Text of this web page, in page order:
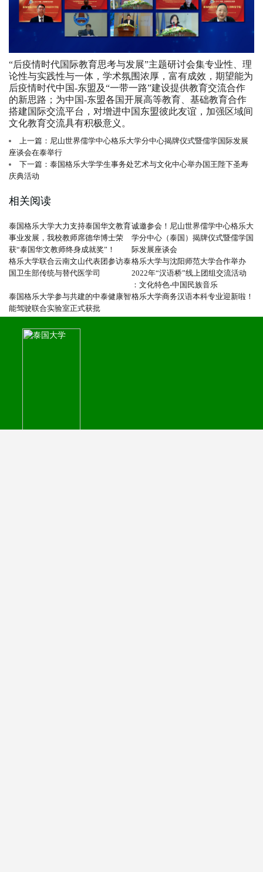
“后疫情时代国际教育思考与发展”主题研讨会集专业性、理
论性与实践性与一体，学术氛围浓厚，富有成效，期望能为
后疫情时代中国-东盟及“一带一路”建设提供教育交流合作
的新思路；为中国-东盟各国开展高等教育、基础教育合作
搭建国际交流平台，对增进中国东盟彼此友谊，加强区域间
文化教育交流具有积极意义。
上一篇：尼山世界儒学中心格乐大学分中心揭牌仪式暨儒学国际发展
座谈会在泰举行
下一篇：泰国格乐大学学生事务处艺术与文化中心举办国王陛下圣寿
庆典活动
相关阅读
泰国格乐大学大力支持泰国华文教育
事业发展，我校教师席德华博士荣
获“泰国华文教师终身成就奖”！
诚邀参会！尼山世界儒学中心格乐大
学分中心（泰国）揭牌仪式暨儒学国
际发展座谈会
格乐大学联合云南文山代表团参访泰
国卫生部传统与替代医学司
格乐大学与沈阳师范大学合作举办
2022年“汉语桥”线上团组交流活动
：文化特色-中国民族音乐
泰国格乐大学参与共建的中泰健康智
能驾驶联合实验室正式获批
格乐大学商务汉语本科专业迎新啦！